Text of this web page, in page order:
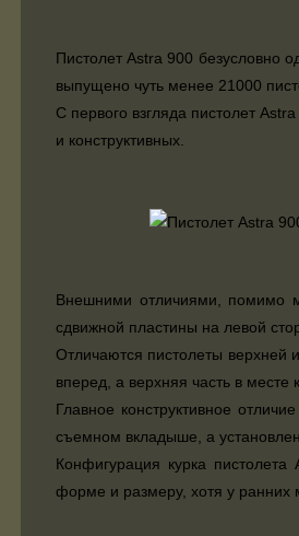
Пистолет Astra 900 безусловно
выпущено чуть менее 21000
С первого взгляда пистолет
и конструктивных.
Внешними отличиями, помимо
сдвижной пластины на левой
Отличаются пистолеты верхней
вперед, а верхняя часть в месте
Главное конструктивное
съемном вкладыше, а
Конфигурация курка
форме и размеру, хотя у ранних